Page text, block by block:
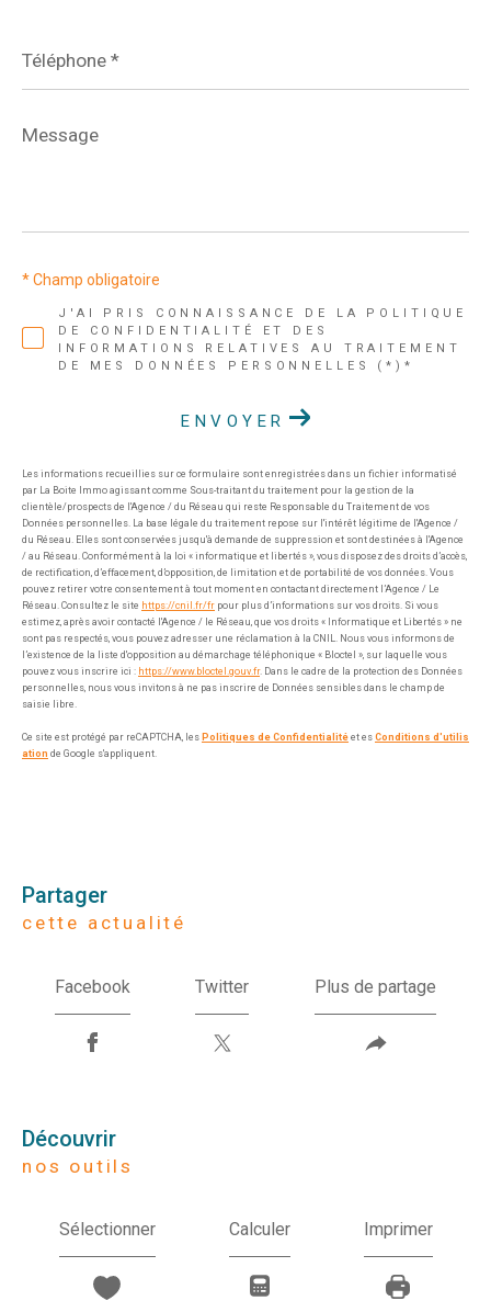
*
Message
*
J'AI PRIS CONNAISSANCE DE LA POLITIQUE
DE CONFIDENTIALITÉ ET DES
INFORMATIONS RELATIVES AU TRAITEMENT
DE MES DONNÉES PERSONNELLES (*)*
* Champ obligatoire
ENVOYER
Les informations recueillies sur ce formulaire sont enregistrées dans un fichier informatisé
par La Boite Immo agissant comme Sous-traitant du traitement pour la gestion de la
clientèle/prospects de l'Agence / du Réseau qui reste Responsable du Traitement de vos
Données personnelles. La base légale du traitement repose sur l'intérêt légitime de l'Agence /
du Réseau. Elles sont conservées jusqu'à demande de suppression et sont destinées à l'Agence
/ au Réseau. Conformément à la loi « informatique et libertés », vous disposez des droits d’accès,
de rectification, d’effacement, d’opposition, de limitation et de portabilité de vos données. Vous
pouvez retirer votre consentement à tout moment en contactant directement l’Agence / Le
Réseau. Consultez le site https://cnil.fr/fr pour plus d’informations sur vos droits. Si vous
estimez, après avoir contacté l'Agence / le Réseau, que vos droits « Informatique et Libertés » ne
sont pas respectés, vous pouvez adresser une réclamation à la CNIL. Nous vous informons de
l’existence de la liste d'opposition au démarchage téléphonique « Bloctel », sur laquelle vous
pouvez vous inscrire ici : https://www.bloctel.gouv.fr. Dans le cadre de la protection des Données
personnelles, nous vous invitons à ne pas inscrire de Données sensibles dans le champ de
saisie libre.
Ce site est protégé par reCAPTCHA, les Politiques de Confidentialité et es Conditions d'utilis
ation de Google s'appliquent.
partager
cette actualité
Facebook Twitter Plus de partage
découvrir
nos outils
Sélectionner Calculer Imprimer